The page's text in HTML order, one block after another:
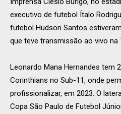
executivo de futebol Ítalo
futebol Hudson Santos
que teve transmissão ao vivo na
Leonardo Mana Hernandes tem
Corinthians no Sub-11, onde
profissionalizar, em 2023. O
Copa São Paulo de Futebol